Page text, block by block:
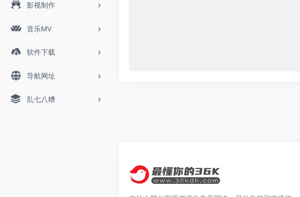
影视制作
音乐MV
软件下载
导航网址
乱七八糟